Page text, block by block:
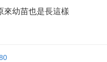
來幼苗也是長這樣